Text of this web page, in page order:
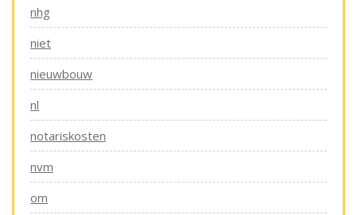
nhg
niet
nieuwbouw
nl
notariskosten
nvm
om